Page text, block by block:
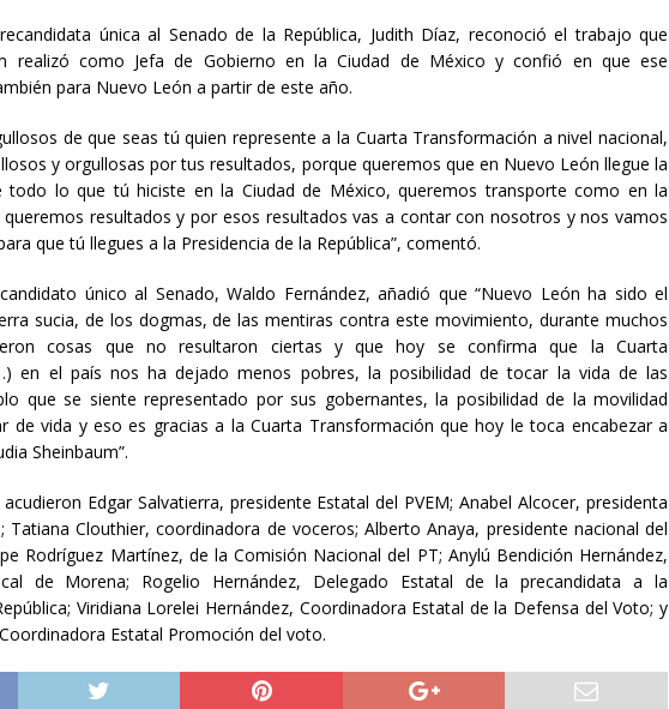
única al Senado de la República, Judith Díaz, reconoció el trabajo que
realizó como Jefa de Gobierno en la Ciudad de México y confió en que ese
para Nuevo León a partir de este año.
de que seas tú quien represente a la Cuarta Transformación a nivel nacional,
y orgullosas por tus resultados, porque queremos que en Nuevo León llegue la
todo lo que tú hiciste en la Ciudad de México, queremos transporte como en la
queremos resultados y por esos resultados vas a contar con nosotros y nos vamos
que tú llegues a la Presidencia de la República”, comentó.
único al Senado, Waldo Fernández, añadió que “Nuevo León ha sido el
sucia, de los dogmas, de las mentiras contra este movimiento, durante muchos
cosas que no resultaron ciertas y que hoy se confirma que la Cuarta
en el país nos ha dejado menos pobres, la posibilidad de tocar la vida de las
que se siente representado por sus gobernantes, la posibilidad de la movilidad
de vida y eso es gracias a la Cuarta Transformación que hoy le toca encabezar a
Sheinbaum”.
Edgar Salvatierra, presidente Estatal del PVEM; Anabel Alcocer, presidenta
Tatiana Clouthier, coordinadora de voceros; Alberto Anaya, presidente nacional del
Rodríguez Martínez, de la Comisión Nacional del PT; Anylú Bendición Hernández,
de Morena; Rogelio Hernández, Delegado Estatal de la precandidata a la
Viridiana Lorelei Hernández, Coordinadora Estatal de la Defensa del Voto; y
Estatal Promoción del voto.